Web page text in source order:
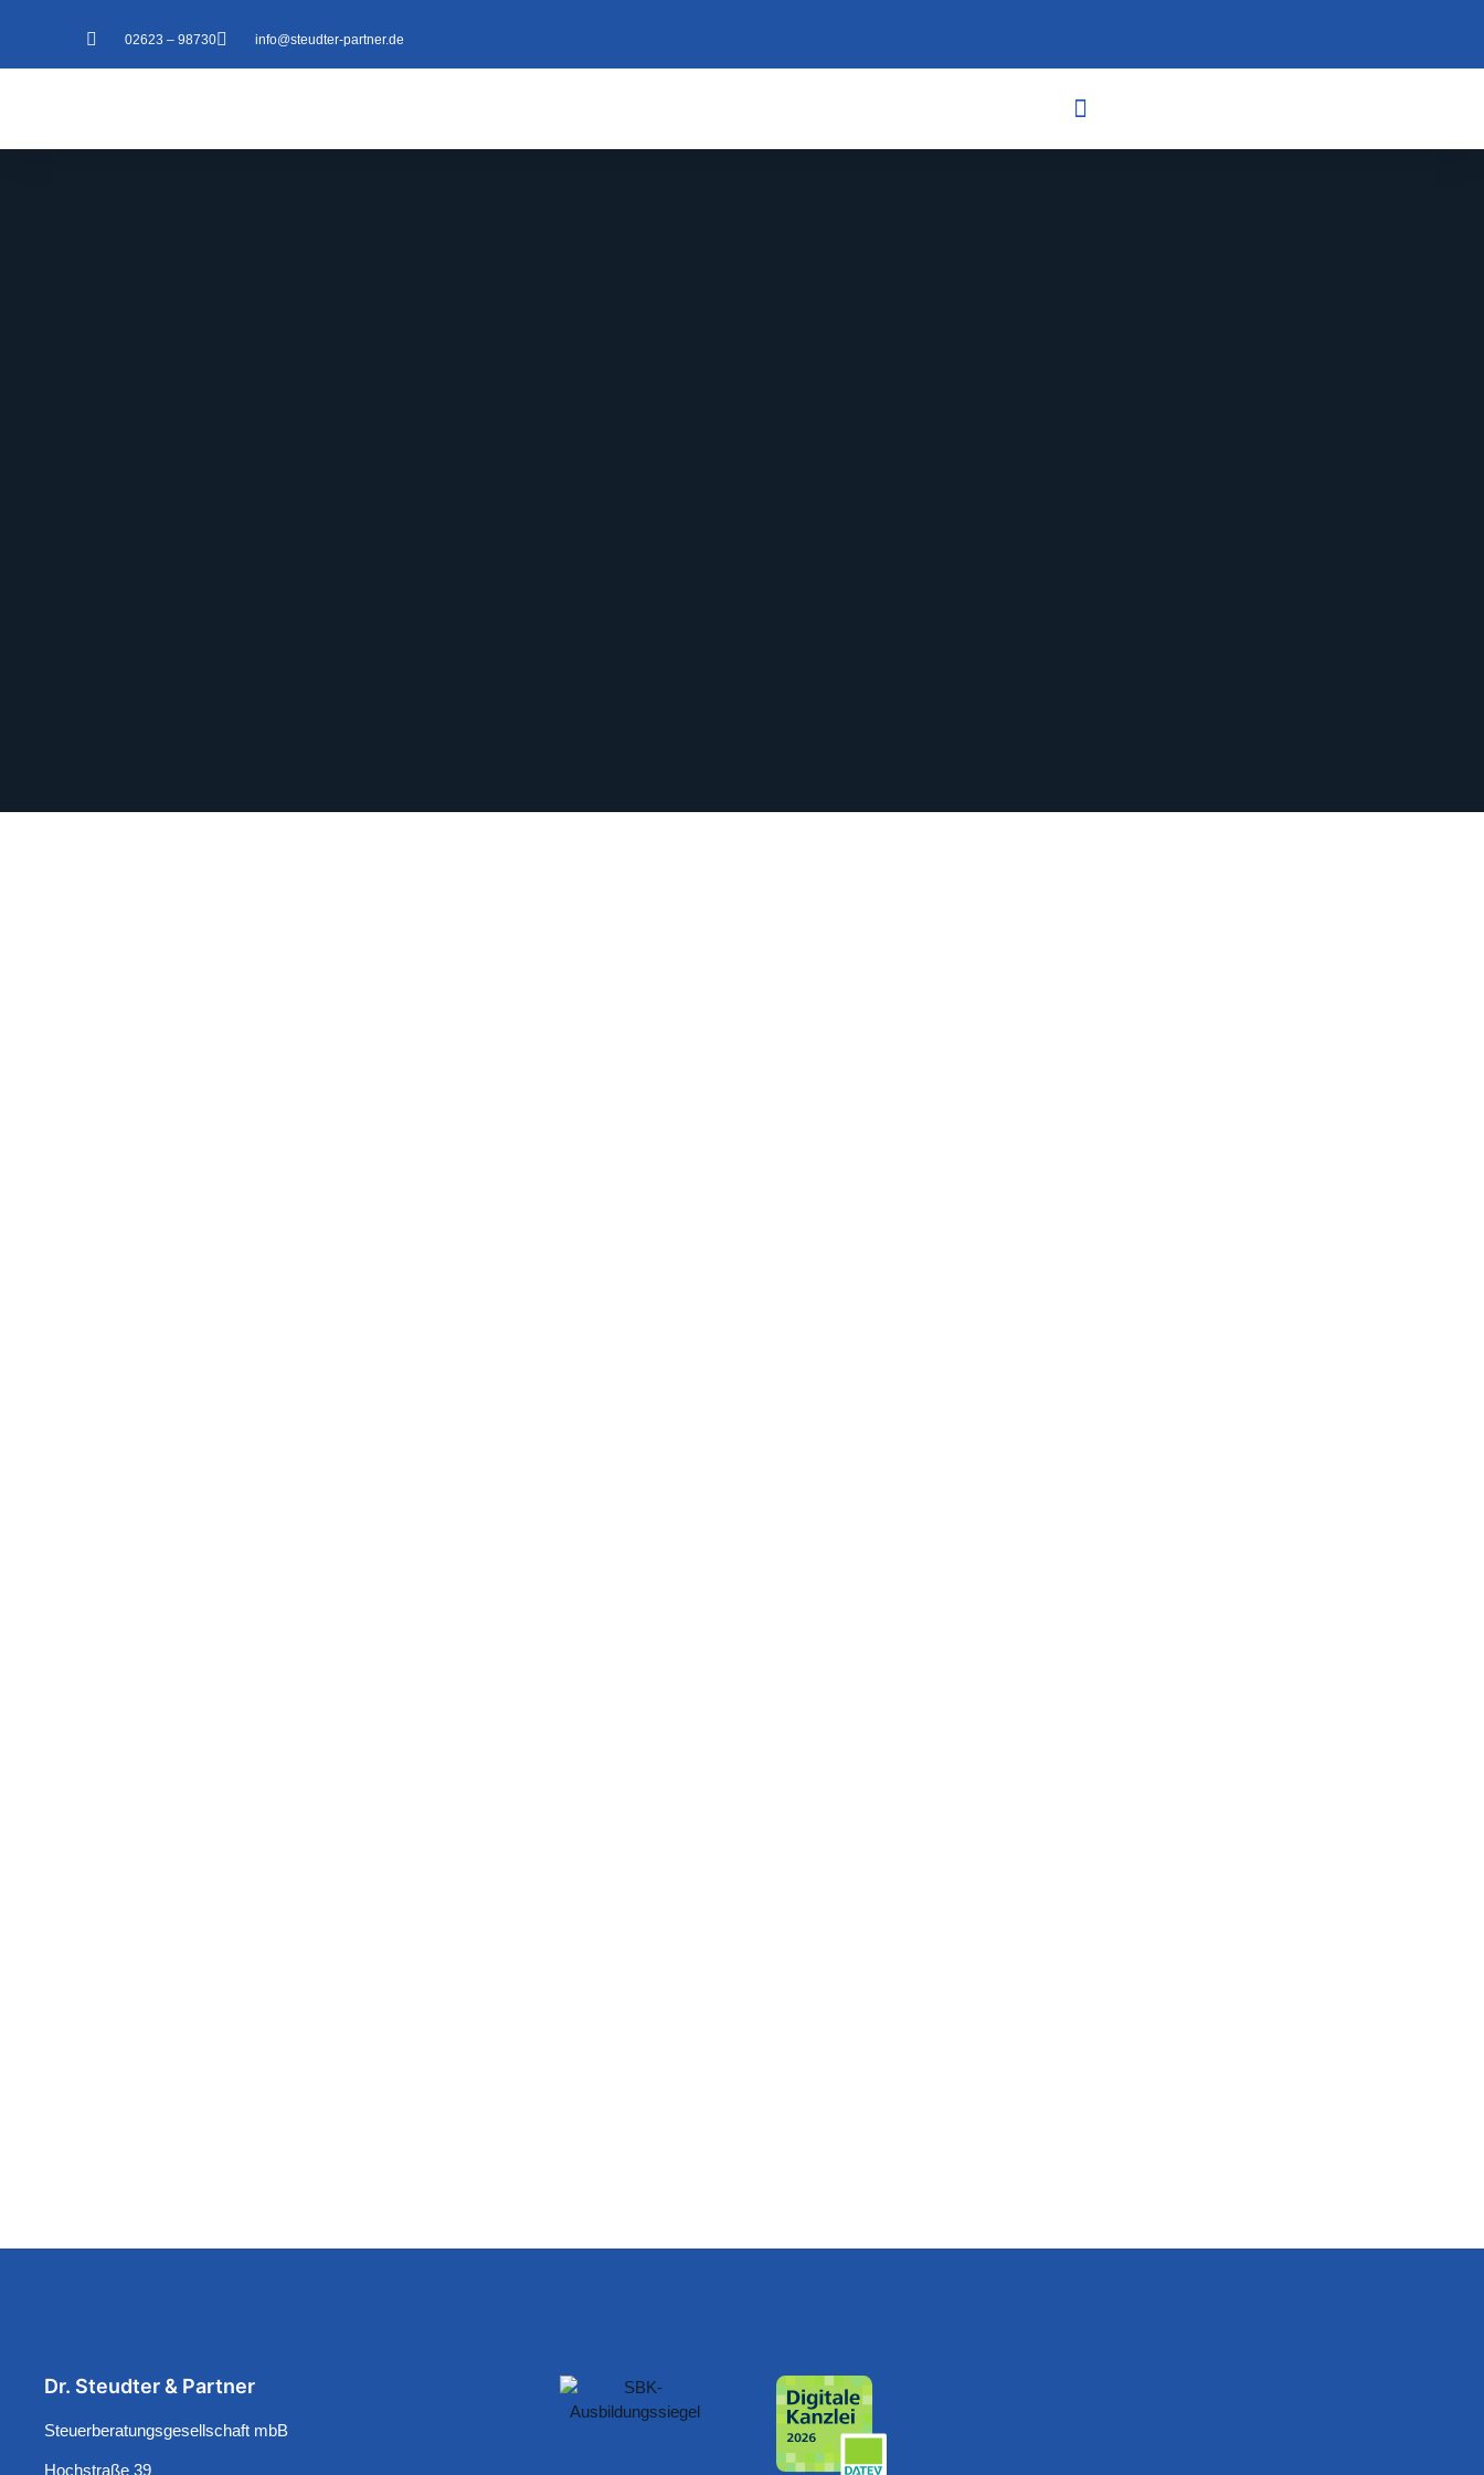
02623 – 98730 info@steudter-partner.de
Dr. Steudter & Partner
Steuerberatungsgesellschaft mbB
Hochstraße 39